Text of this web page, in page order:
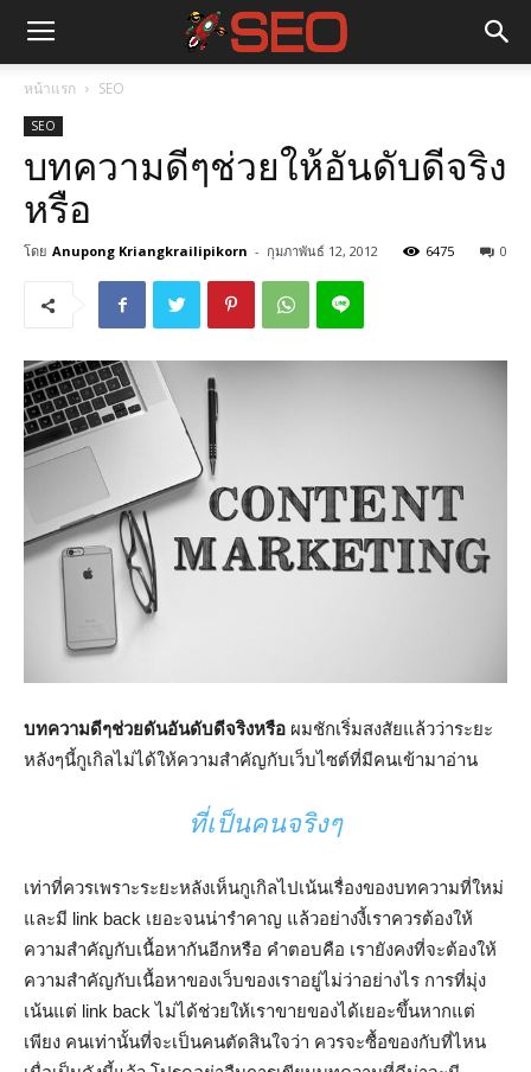
หน้าแรก SEO
SEO
บทความดีๆช่วยให้อันดับดีจริง
หรือ
โดย Anupong Kriangkrailipikorn - กุมภาพันธ์ 12, 2012 0
6475
บทความดีๆช่วยดันอันดับดีจริงหรือ ผมชักเริ่มสงสัยแล้วว่าระยะ
หลังๆนี้กูเกิลไม่ได้ให้ความสำคัญกับเว็บไซต์ที่มีคนเข้ามาอ่าน
ที่เป็นคนจริงๆ
เท่าที่ควรเพราะระยะหลังเห็นกูเกิลไปเน้นเรื่องของบทความที่ใหม่
และมี link back เยอะจนน่ารำคาญ แล้วอย่างงี้เราควรต้องให้
ความสำคัญกับเนื้อหากันอีกหรือ คำตอบคือ เรายังคงที่จะต้องให้
ความสำคัญกับเนื้อหาของเว็บของเราอยู่ไม่ว่าอย่างไร การที่มุ่ง
เน้นแต่ link back ไม่ได้ช่วยให้เราขายของได้เยอะขึ้นหากแต่
เพียง คนเท่านั้นที่จะเป็นคนตัดสินใจว่า ควรจะซื้อของกับที่ไหน